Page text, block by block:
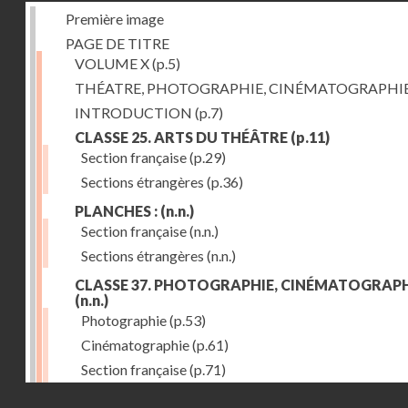
Première image
PAGE DE TITRE
VOLUME X(p.5)
THÉATRE, PHOTOGRAPHIE,
INTRODUCTION (p.7)
CLASSE 25. ARTS DU THÉÂTRE (p.11)
Section française(p.29)
Sections étrangères (p.36)
PLANCHES : (n.n.)
Section française(n.n.)
Sections étrangères (n.n.)
CLASSE 37. PHOTOGRAPHIE,
(n.n.)
Photographie(p.53)
Cinématographie(p.61)
Section française(p.71)